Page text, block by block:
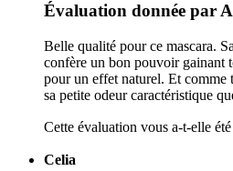
Évaluation donnée par
Belle qualité pour ce mascara.
confère un bon pouvoir gainant
pour un effet naturel. Et comme
sa petite odeur caractéristique
Cette évaluation vous a-t-elle
Celia